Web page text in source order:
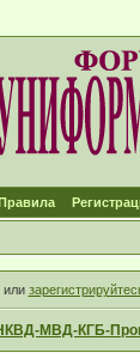
или
МВД-КГБ-